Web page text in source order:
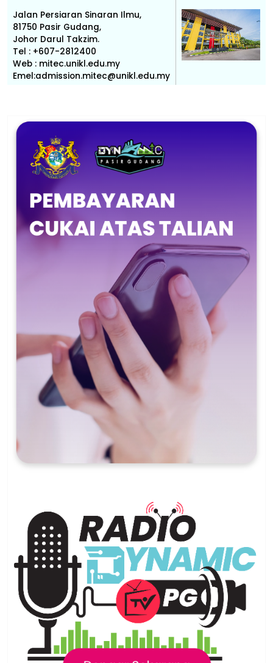
Jalan Persiaran Sinaran Ilmu,
81750 Pasir Gudang,
Johor Darul Takzim.
Tel : +607-2812400
Web : mitec.unikl.edu.my
Emel:admission.mitec@unikl.edu.my